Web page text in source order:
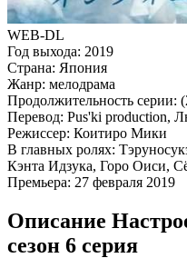
WEB-DL
Год выхода: 2019
Страна: Япония
Жанр: мелодрама
Продолжительность серии:
Перевод: Pus'ki production,
Режиссер: Коитиро Мики
В главных ролях:
Кэнта Идзука, Горо Оиси,
Премьера: 27 февраля 2019
Описание
сезон 6 серия